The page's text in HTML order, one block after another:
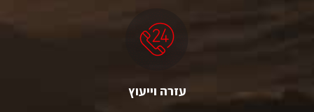
עזרה וייעוץ